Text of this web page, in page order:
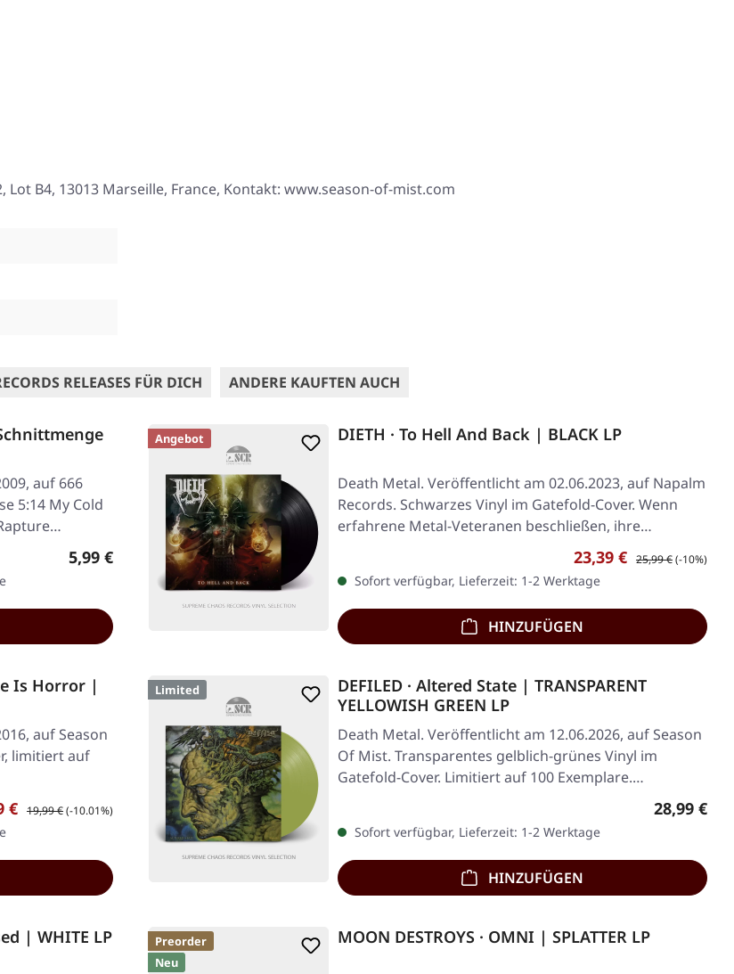
B4, 13013 Marseille, France, Kontakt: www.season-of-mist.com
RELEASES FÜR DICH ANDERE KAUFTEN AUCH
Schnittmenge
auf 666
5:14 My Cold
Regulärer Preis:
5,99 €
Angebot DIETH · To Hell And Back | BLACK LP
Death Metal. Veröffentlicht am 02.06.2023, auf Napalm
Records. Schwarzes Vinyl im Gatefold-Cover. Wenn
erfahrene Metal-Veteranen beschließen, ihre…
Verkaufspreis:
23,39 € Regulärer Preis:
25,99 €(-10%)
Sofort verfügbar, Lieferzeit: 1-2 Werktage
HINZUFÜGEN
Is Horror |
auf Season
limitiert auf
€ Regulärer Preis:
19,99 €(-10.01%)
Limited
DEFILED · Altered State | TRANSPARENT
YELLOWISH GREEN LP
Death Metal. Veröffentlicht am 12.06.2026, auf Season
Of Mist. Transparentes gelblich-grünes Vinyl im
Gatefold-Cover. Limitiert auf 100 Exemplare.…
Regulärer
28,99 €
Sofort verfügbar, Lieferzeit: 1-2 Werktage
HINZUFÜGEN
| WHITE LP
Preorder
Neu
MOON DESTROYS · OMNI | SPLATTER LP